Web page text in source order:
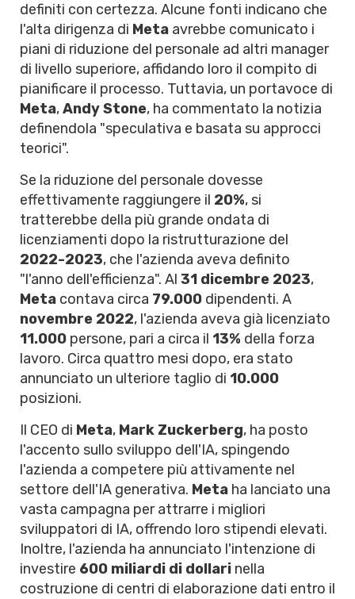
definiti con certezza. Alcune fonti indicano che
l'alta dirigenza di Meta avrebbe comunicato i
piani di riduzione del personale ad altri manager
di livello superiore, affidando loro il compito di
pianificare il processo. Tuttavia, un portavoce di
Meta,Andy Stone, ha commentato la notizia
definendola "speculativa e basata su approcci
teorici".
Se la riduzione del personale dovesse
effettivamente raggiungere il 20%, si
tratterebbe della più grande ondata di
licenziamenti dopo la ristrutturazione del
2022-2023, che l'azienda aveva definito
"l'anno dell'efficienza". Al 31 dicembre 2023,
Meta contava circa 79.000 dipendenti. A
novembre 2022, l'azienda aveva già licenziato
11.000 persone, pari a circa il 13% della forza
lavoro. Circa quattro mesi dopo, era stato
annunciato un ulteriore taglio di 10.000
posizioni.
Il CEO di Meta, Mark Zuckerberg, ha posto
l'accento sullo sviluppo dell'IA, spingendo
l'azienda a competere più attivamente nel
settore dell'IA generativa. Meta ha lanciato una
vasta campagna per attrarre i migliori
sviluppatori di IA, offrendo loro stipendi elevati.
Inoltre, l'azienda ha annunciato l'intenzione di
investire 600 miliardi di dollari nella
costruzione di centri di elaborazione dati entro il